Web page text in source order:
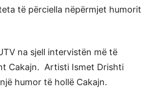
të përciella nëpërmjet humorit
na sjell intervistën më të
Cakajn. Artisti Ismet Drishti
humor të hollë Cakajn.